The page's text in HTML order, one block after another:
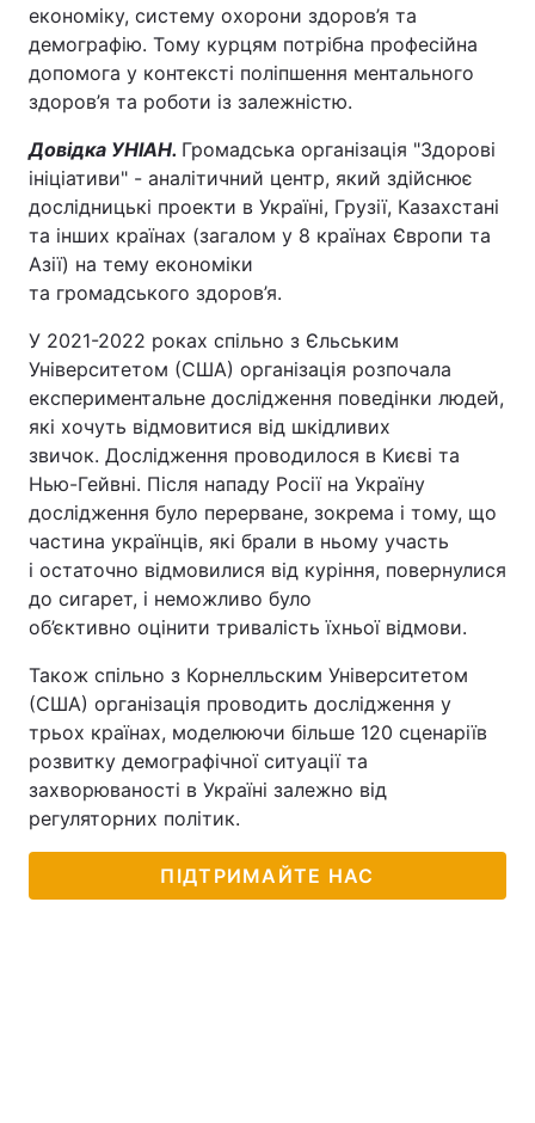
економіку, систему охорони здоров’я та
демографію. Тому курцям потрібна професійна
допомога у контексті поліпшення ментального
здоров’я та роботи із залежністю.
Довідка УНІАН. Громадська організація "Здорові
ініціативи" - аналітичний центр, який здійснює
дослідницькі проекти в Україні, Грузії, Казахстані
та інших країнах (загалом у 8 країнах Європи та
Азії) на тему економіки
та громадського здоров’я.
У 2021-2022 роках спільно з Єльським
Університетом (США) організація розпочала
експериментальне дослідження поведінки людей,
які хочуть відмовитися від шкідливих
звичок. Дослідження проводилося в Києві та
Нью-Гейвні. Після нападу Росії на Україну
дослідження було перерване, зокрема і тому, що
частина українців, які брали в ньому участь
і остаточно відмовилися від куріння, повернулися
до сигарет, і неможливо було
об’єктивно оцінити тривалість їхньої відмови.
Також спільно з Корнелльским Університетом
(США) організація проводить дослідження у
трьох країнах, моделюючи більше 120 сценаріїв
розвитку демографічної ситуації та
захворюваності в Україні залежно від
регуляторних політик.
ПІДТРИМАЙТЕ НАС